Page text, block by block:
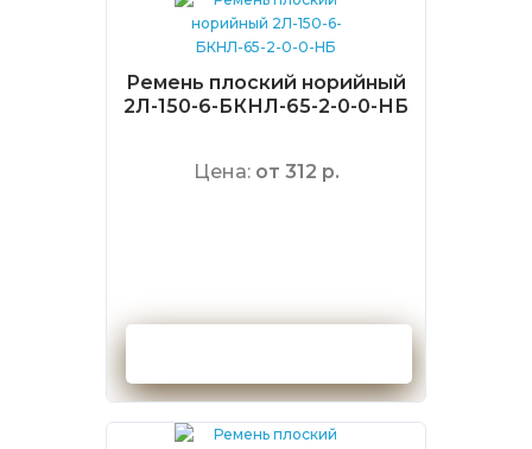
Ремень плоский норийный
2Л-150-6-БКНЛ-65-2-0-0-НБ
Цена: от 312 р.